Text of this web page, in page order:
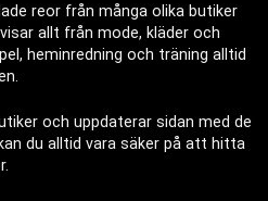
reor från många olika butiker
allt från mode, kläder och
heminredning och träning alltid
och uppdaterar sidan med de
du alltid vara säker på att hitta